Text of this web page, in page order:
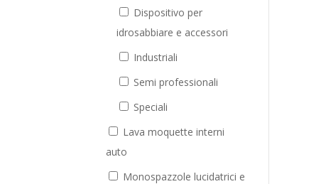
Dispositivo per
idrosabbiare e accessori
Industriali
Semi professionali
Speciali
Lava moquette interni
auto
Monospazzole lucidatrici e